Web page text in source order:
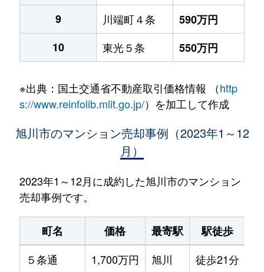
9
川端町４条
590万円
10
東光５条 550万円
※出典：国土交通省不動産取引価格情報 （http
s://www.reinfolib.mlit.go.jp/）を加工して作成
旭川市のマンション売却事例（2023年1～12
月）
2023年1～12月に成約した旭川市のマンション
売却事例です。
町名 価格 最寄駅 駅徒歩
５条通
1,700万円 旭川 徒歩21分